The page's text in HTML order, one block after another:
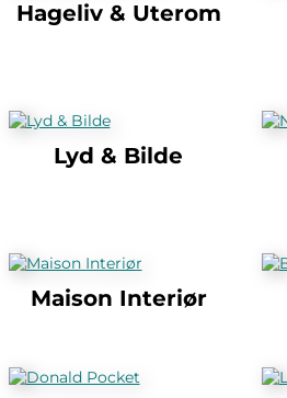
Hageliv & Uterom
Lyd & Bilde
Maison Interiør